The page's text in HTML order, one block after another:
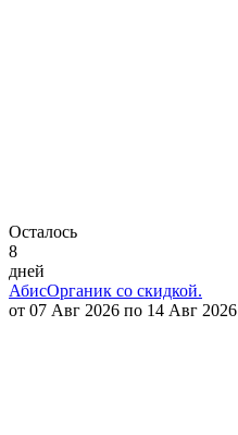
Осталось
8
дней
АбисОрганик со скидкой.
от 07 Авг 2026 по 14 Авг 2026